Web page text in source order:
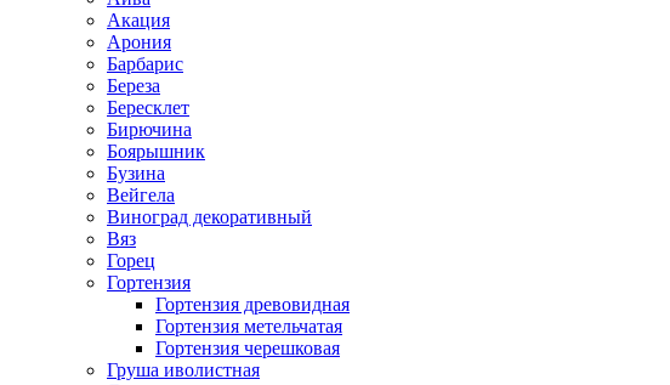
Акация
Арония
Барбарис
Береза
Бересклет
Бирючина
Боярышник
Бузина
Вейгела
Виноград декоративный
Вяз
Горец
Гортензия
Гортензия древовидная
Гортензия метельчатая
Гортензия черешковая
Груша иволистная